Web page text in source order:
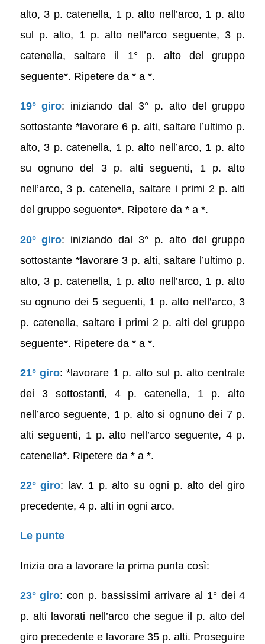
alto, 3 p. catenella, 1 p. alto nell’arco, 1 p. alto
sul p. alto, 1 p. alto nell’arco seguente, 3 p.
catenella, saltare il 1° p. alto del gruppo
seguente*. Ripetere da * a *.
19° giro: iniziando dal 3° p. alto del gruppo
sottostante *lavorare 6 p. alti, saltare l’ultimo p.
alto, 3 p. catenella, 1 p. alto nell’arco, 1 p. alto
su ognuno del 3 p. alti seguenti, 1 p. alto
nell’arco, 3 p. catenella, saltare i primi 2 p. alti
del gruppo seguente*. Ripetere da * a *.
20° giro: iniziando dal 3° p. alto del gruppo
sottostante *lavorare 3 p. alti, saltare l’ultimo p.
alto, 3 p. catenella, 1 p. alto nell’arco, 1 p. alto
su ognuno dei 5 seguenti, 1 p. alto nell’arco, 3
p. catenella, saltare i primi 2 p. alti del gruppo
seguente*. Ripetere da * a *.
21° giro: *lavorare 1 p. alto sul p. alto centrale
dei 3 sottostanti, 4 p. catenella, 1 p. alto
nell’arco seguente, 1 p. alto si ognuno dei 7 p.
alti seguenti, 1 p. alto nell’arco seguente, 4 p.
catenella*. Ripetere da * a *.
22° giro: lav. 1 p. alto su ogni p. alto del giro
precedente, 4 p. alti in ogni arco.
Le punte
Inizia ora a lavorare la prima punta così:
23° giro: con p. bassissimi arrivare al 1° dei 4
p. alti lavorati nell’arco che segue il p. alto del
giro precedente e lavorare 35 p. alti. Proseguire